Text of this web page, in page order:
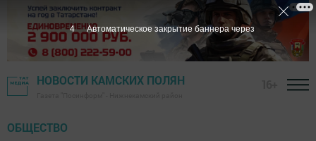
НОВОСТИ КАМСКИХ ПОЛЯН
ОБЩЕСТВО
3 Автоматическое закрытие баннера через